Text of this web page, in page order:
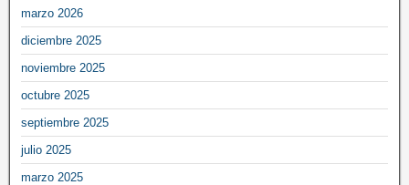
marzo 2026
diciembre 2025
noviembre 2025
octubre 2025
septiembre 2025
julio 2025
marzo 2025